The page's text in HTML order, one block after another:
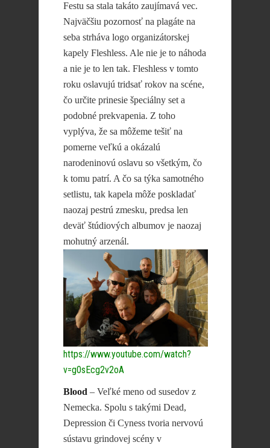
Festu sa stala takáto zaujímavá vec.
Najväčšiu pozornosť na plagáte na
seba strháva logo organizátorskej
kapely Fleshless. Ale nie je to náhoda
a nie je to len tak. Fleshless v tomto
roku oslavujú tridsať rokov na scéne,
čo určite prinesie špeciálny set a
podobné prekvapenia. Z toho
vyplýva, že sa môžeme tešiť na
pomerne veľkú a okázalú
narodeninovú oslavu so všetkým, čo
k tomu patrí. A čo sa týka samotného
setlistu, tak kapela môže poskladať
naozaj pestrú zmesku, predsa len
deväť štúdiových albumov je naozaj
mohutný arzenál.
https://www.youtube.com/watch?
v=g0sEcg2v2oA
Blood – Veľké meno od susedov z
Nemecka. Spolu s takými Dead,
Depression či Cyness tvoria nervovú
sústavu grindovej scény v